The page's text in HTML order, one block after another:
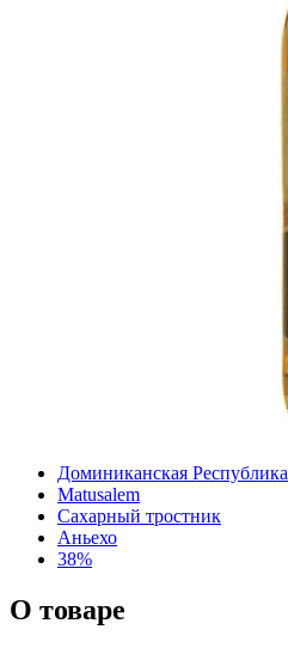
Доминиканская Республика
Matusalem
Сахарный тростник
Аньехо
38%
О товаре